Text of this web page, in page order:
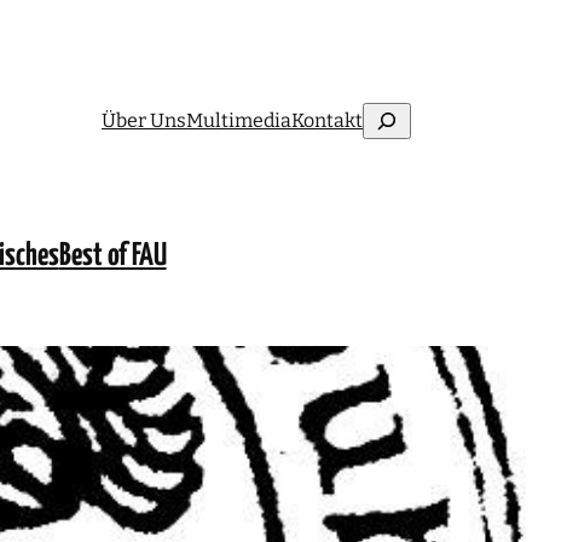
Über UnsMultimediaKontaktSuchen
Best of FAU